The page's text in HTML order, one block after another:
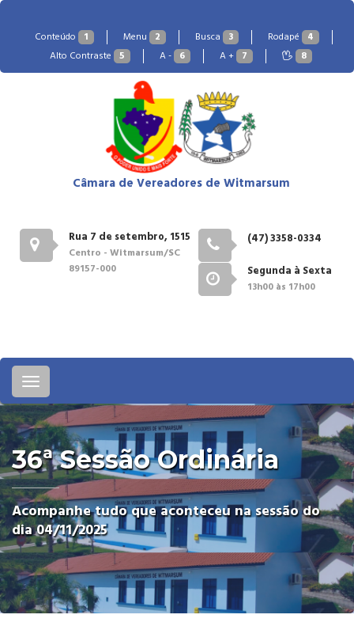
Conteúdo 1 Menu 2 Busca 3 Rodapé 4
Alto Contraste 5 A - 6 A + 7 8
Câmara de Vereadores de Witmarsum
Rua 7 de setembro, 1515
Centro - Witmarsum/SC
89157-000
(47) 3358-0334
Segunda à Sexta
13h00 às 17h00
Toggle
navigation
36ª Sessão Ordinária
Acompanhe tudo que aconteceu na sessão do
dia 04/11/2025